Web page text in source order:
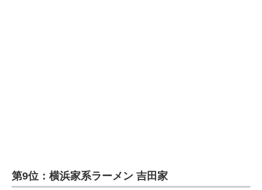
製造業のIT導入・活用を支援
第9位：横浜家系ラーメン 吉田家